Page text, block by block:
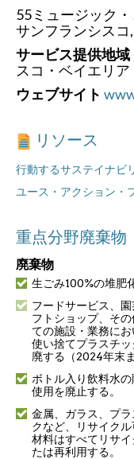
55ミュージック
サンフランシスコ
サービス提供地域
スコ・ベイエリア
ウェブサイト
リソース
行動するサステイナビ
ユース・アクション・
重点分野廃棄物
廃棄物
生ごみ100%の堆肥
フードサービス、
フトショップ、そ
ての施設・業務にお
使い捨てプラスチ
廃する（2024年末ま
ボトル入り飲料水の
使用を廃止する。
金属、ガラス、プラ
クなど、リサイクル
材料はすべてリサイ
たは再利用する。